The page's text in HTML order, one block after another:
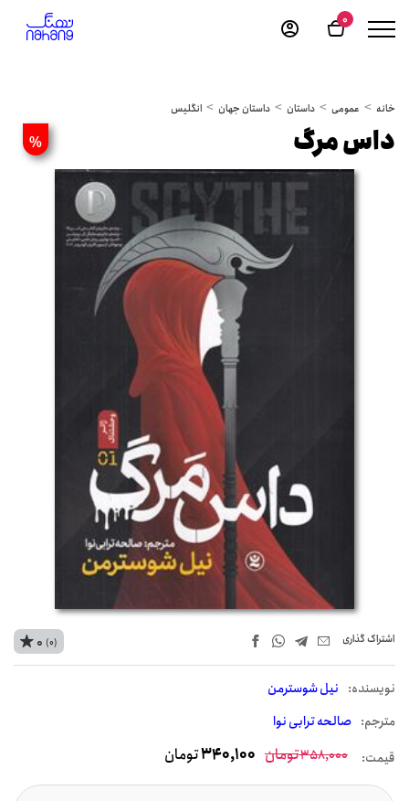
0
خانه عمومی داستان داستان جهان انگلیس
% داس مرگ
اشتراک‌ گذاری
نويسنده: نیل شوسترمن
مترجم: صالحه ترابی نوا
0 (0)
قیمت: 358,000تومان 340,100تومان